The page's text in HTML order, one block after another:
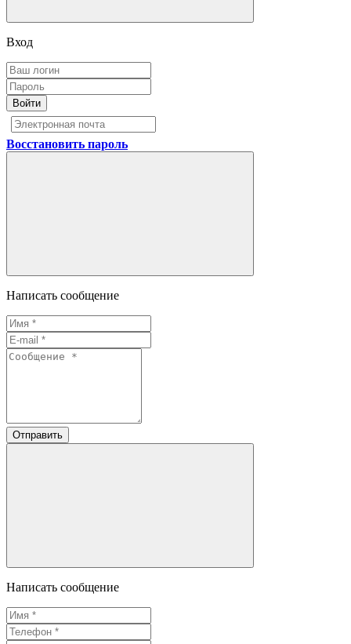
Вход
Войти
Восстановить пароль
Написать сообщение
Отправить
Написать сообщение